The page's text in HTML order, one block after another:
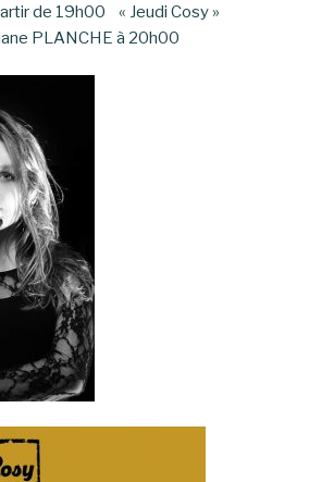
de 19h00 « Jeudi Cosy »
PLANCHE à 20h00